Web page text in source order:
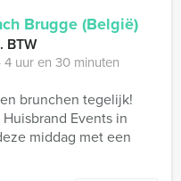
Brugge (België)
BTW
4 uur en 30 minuten
brunchen tegelijk!
Events in
middag met een